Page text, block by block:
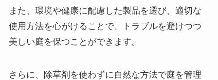
また、環境や健康に配慮した製品を選び、適切な
使用方法を心がけることで、トラブルを避けつつ
美しい庭を保つことができます。
さらに、除草剤を使わずに自然な方法で庭を管理